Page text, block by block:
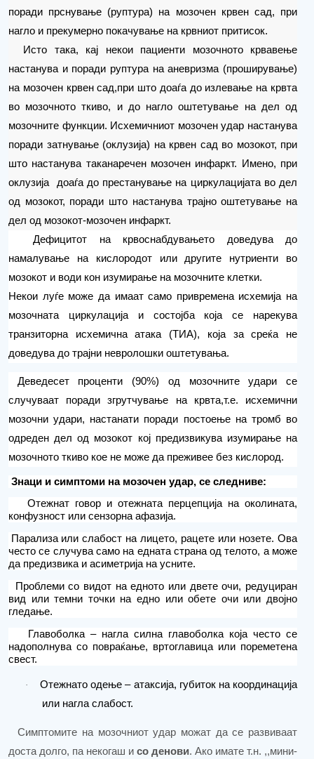
поради прснување (руптура) на мозочен крвен сад, при
нагло и прекумерно покачување на крвниот притисок.
Исто така, кај некои пациенти мозочното крвавење
настанува и поради руптура на аневризма (проширување)
на мозочен крвен сад,при што доаѓа до излевање на крвта
во мозочното ткиво, и до нагло оштетување на дел од
мозочните функции. Исхемичниот мозочен удар настанува
поради затнување (оклузија) на крвен сад во мозокот, при
што настанува таканаречен мозочен инфаркт. Имено, при
оклузија
доаѓа до престанување на циркулацијата во дел
од мозокот, поради што настанува трајно oштетување на
дел од мозокот-мозочен инфаркт.
Дефицитот на крвоснабдувањето доведува до
намалување на кислородот или другите нутриенти во
мозокот и води кон изумирање на мозочните клетки.
Некои луѓе може да имаат само привремена исхемија на
мозочната циркулација и состојба која се нарекува
транзиторна исхемична атака (ТИА), која за среќа не
доведува до трајни невролошки оштетувања.
Деведесет проценти (90%) од мозочнитеудари се
случуваат поради згрутчување на крвта,т.е. исхемични
мозочни удари, настанати поради постоење на тромб во
одреден дел од мозокот кој предизвикува изумирање на
мозочното ткиво кое не може да преживее без кислород.
Знаци и симптоми на мозочен удар, се следниве:
Отежнат говор и отежната перцепција на околината,
конфузност или сензорна афазија.
Парализа или слабост на лицето, рацете или нозете. Ова
често се случува само на едната страна од телото, а може
да предизвика и асиметрија на усните.
Проблеми со видот на едното или двете очи, редуциран
вид или темни точки на едно или обете очи или двојно
гледање.
Главоболка – нагла силна главоболка која често се
надополнува со повраќање, вртоглавица или пореметена
свест.
·
Отежнато одење – атаксија, губиток на координација
или нагла слабост.
Симптомите на мозочниот удар можат да се развиваат
доста долго, па некогаш и со денови. Ако имате т.н. ,,мини-